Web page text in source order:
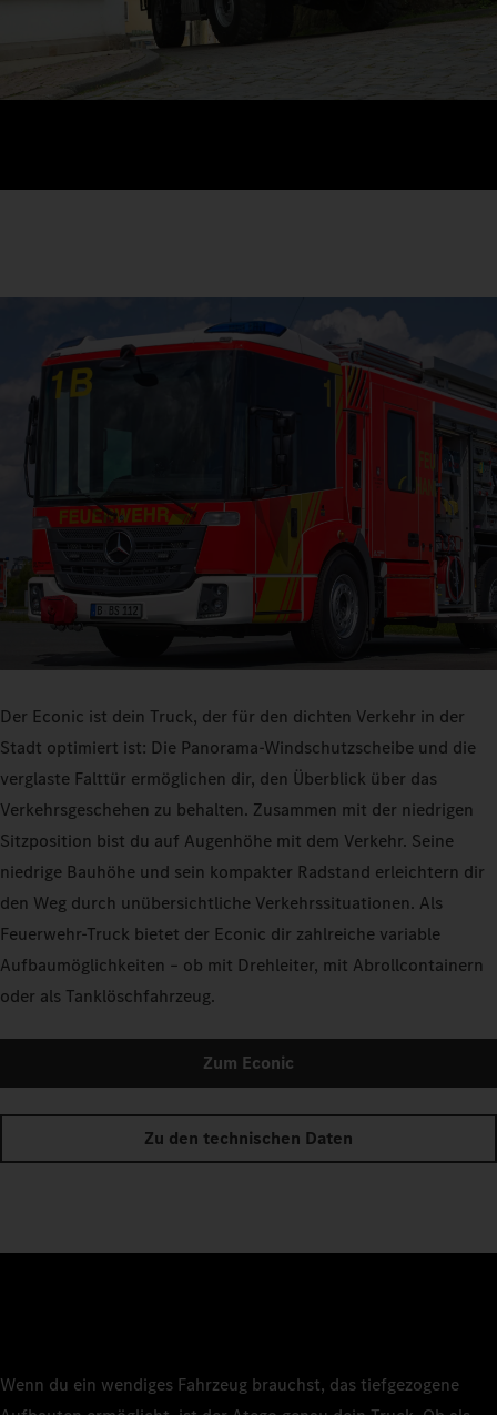
Der Econic ist dein Truck, der für den dichten Verkehr in der
Stadt optimiert ist: Die Panorama-Windschutzscheibe und die
verglaste Falttür ermöglichen dir, den Überblick über das
Verkehrsgeschehen zu behalten. Zusammen mit der niedrigen
Sitzposition bist du auf Augenhöhe mit dem Verkehr. Seine
niedrige Bauhöhe und sein kompakter Radstand erleichtern dir
den Weg durch unübersichtliche Verkehrssituationen. Als
Feuerwehr-Truck bietet der Econic dir zahlreiche variable
Aufbaumöglichkeiten – ob mit Drehleiter, mit Abrollcontainern
oder als Tanklöschfahrzeug.
Zum Econic
Zu den technischen Daten
Wenn du ein wendiges Fahrzeug brauchst, das tiefgezogene